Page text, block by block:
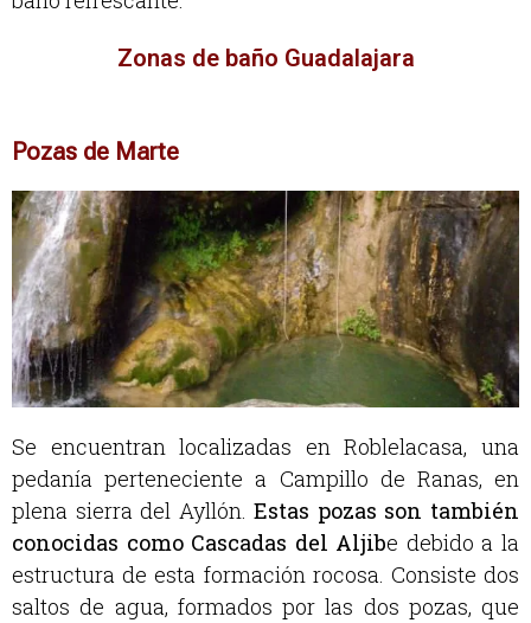
Zonas de baño Guadalajara
Pozas de Marte
Se encuentran localizadas en Roblelacasa, una
pedanía perteneciente a Campillo de Ranas, en
plena sierra del Ayllón.Estas pozas son también
conocidas como Cascadas del Aljibe debido a la
estructura de esta formación rocosa. Consiste dos
saltos de agua, formados por las dos pozas, que